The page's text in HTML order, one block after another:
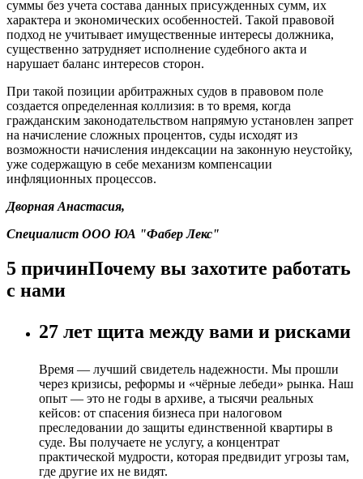
суммы без учета состава данных присужденных сумм, их
характера и экономических особенностей. Такой правовой
подход не учитывает имущественные интересы должника,
существенно затрудняет исполнение судебного акта и
нарушает баланс интересов сторон.
При такой позиции арбитражных судов в правовом поле
создается определенная коллизия: в то время, когда
гражданским законодательством напрямую установлен запрет
на начисление сложных процентов, суды исходят из
возможности начисления индексации на законную неустойку,
уже содержащую в себе механизм компенсации
инфляционных процессов.
Дворная Анастасия,
Специалист ООО ЮА "Фабер Лекс"
5 причинПочему вы захотите работать
с нами
27 лет щита между вами и рисками
Время — лучший свидетель надежности. Мы прошли
через кризисы, реформы и «чёрные лебеди» рынка. Наш
опыт — это не годы в архиве, а тысячи реальных
кейсов: от спасения бизнеса при налоговом
преследовании до защиты единственной квартиры в
суде. Вы получаете не услугу, а концентрат
практической мудрости, которая предвидит угрозы там,
где другие их не видят.